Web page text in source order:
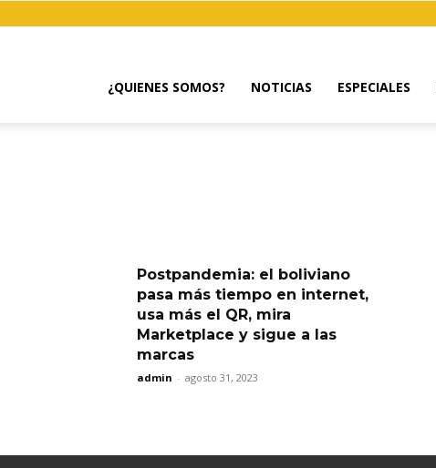
¿QUIENES SOMOS? NOTICIAS ESPECIALES
Postpandemia: el boliviano
pasa más tiempo en internet,
usa más el QR, mira
Marketplace y sigue a las
marcas
admin - agosto 31, 2023